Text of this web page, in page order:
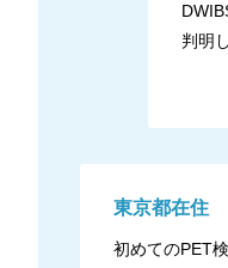
判明
東京都在住
初めてのPET